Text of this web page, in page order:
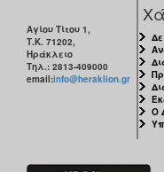
ΠΟΛΗΑγίου Τίτου 1,
Τ.Κ. 71202,
Ηράκλειο
Τηλ.: 2813-409000
email:info@heraklion.gr
Ο